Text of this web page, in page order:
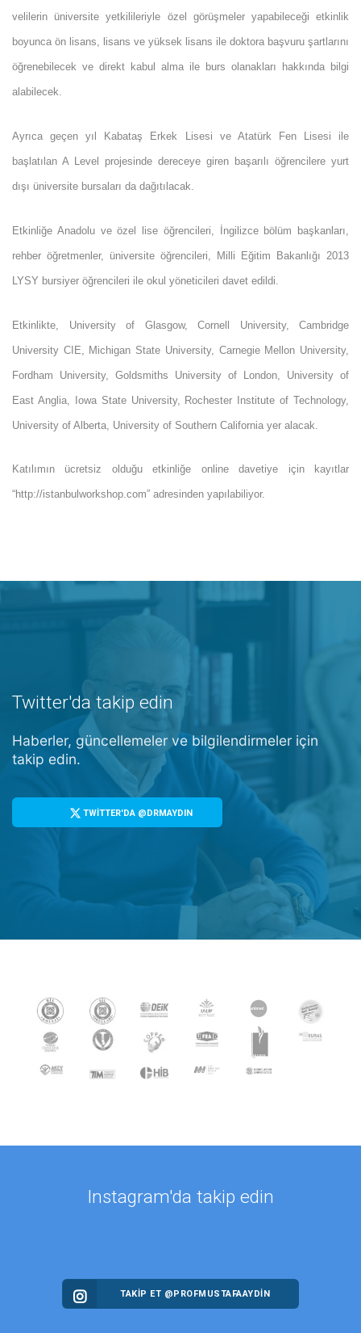
velilerin üniversite yetkilileriyle özel görüşmeler yapabileceği etkinlik
boyunca ön lisans, lisans ve yüksek lisans ile doktora başvuru şartlarını
öğrenebilecek ve direkt kabul alma ile burs olanakları hakkında bilgi
alabilecek.
Ayrıca geçen yıl Kabataş Erkek Lisesi ve Atatürk Fen Lisesi ile
başlatılan A Level projesinde dereceye giren başarılı öğrencilere yurt
dışı üniversite bursaları da dağıtılacak.
Etkinliğe Anadolu ve özel lise öğrencileri, İngilizce bölüm başkanları,
rehber öğretmenler, üniversite öğrencileri, Milli Eğitim Bakanlığı 2013
LYSY bursiyer öğrencileri ile okul yöneticileri davet edildi.
Etkinlikte, University of Glasgow, Cornell University, Cambridge
University CIE, Michigan State University, Carnegie Mellon University,
Fordham University, Goldsmiths University of London, University of
East Anglia, Iowa State University, Rochester Institute of Technology,
University of Alberta, University of Southern California yer alacak.
Katılımın ücretsiz olduğu etkinliğe online davetiye için kayıtlar
“http://istanbulworkshop.com” adresinden yapılabiliyor.
Twitter'da takip edin
Haberler, güncellemeler ve bilgilendirmeler için
takip edin.
TWİTTER'DA @DRMAYDIN
Instagram'da takip edin
TAKİP ET @PROFMUSTAFAAYDIN